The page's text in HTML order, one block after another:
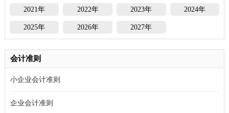
2021年 2022年 2023年 2024年
2025年 2026年 2027年
会计准则
小企业会计准则
企业会计准则